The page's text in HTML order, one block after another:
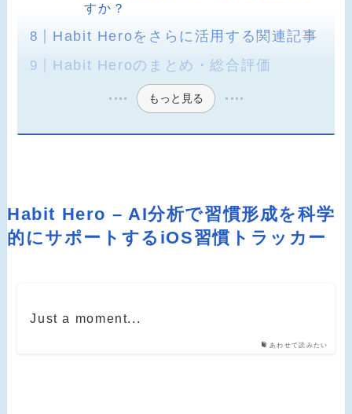
すか？
Habit Heroをさらに活用する関連記事
Habit Heroのまとめ・総合評価
もっと見る
Habit Hero – AI分析で習慣形成を科学
的にサポートするiOS習慣トラッカー
あわせて読みたい
Just a moment...